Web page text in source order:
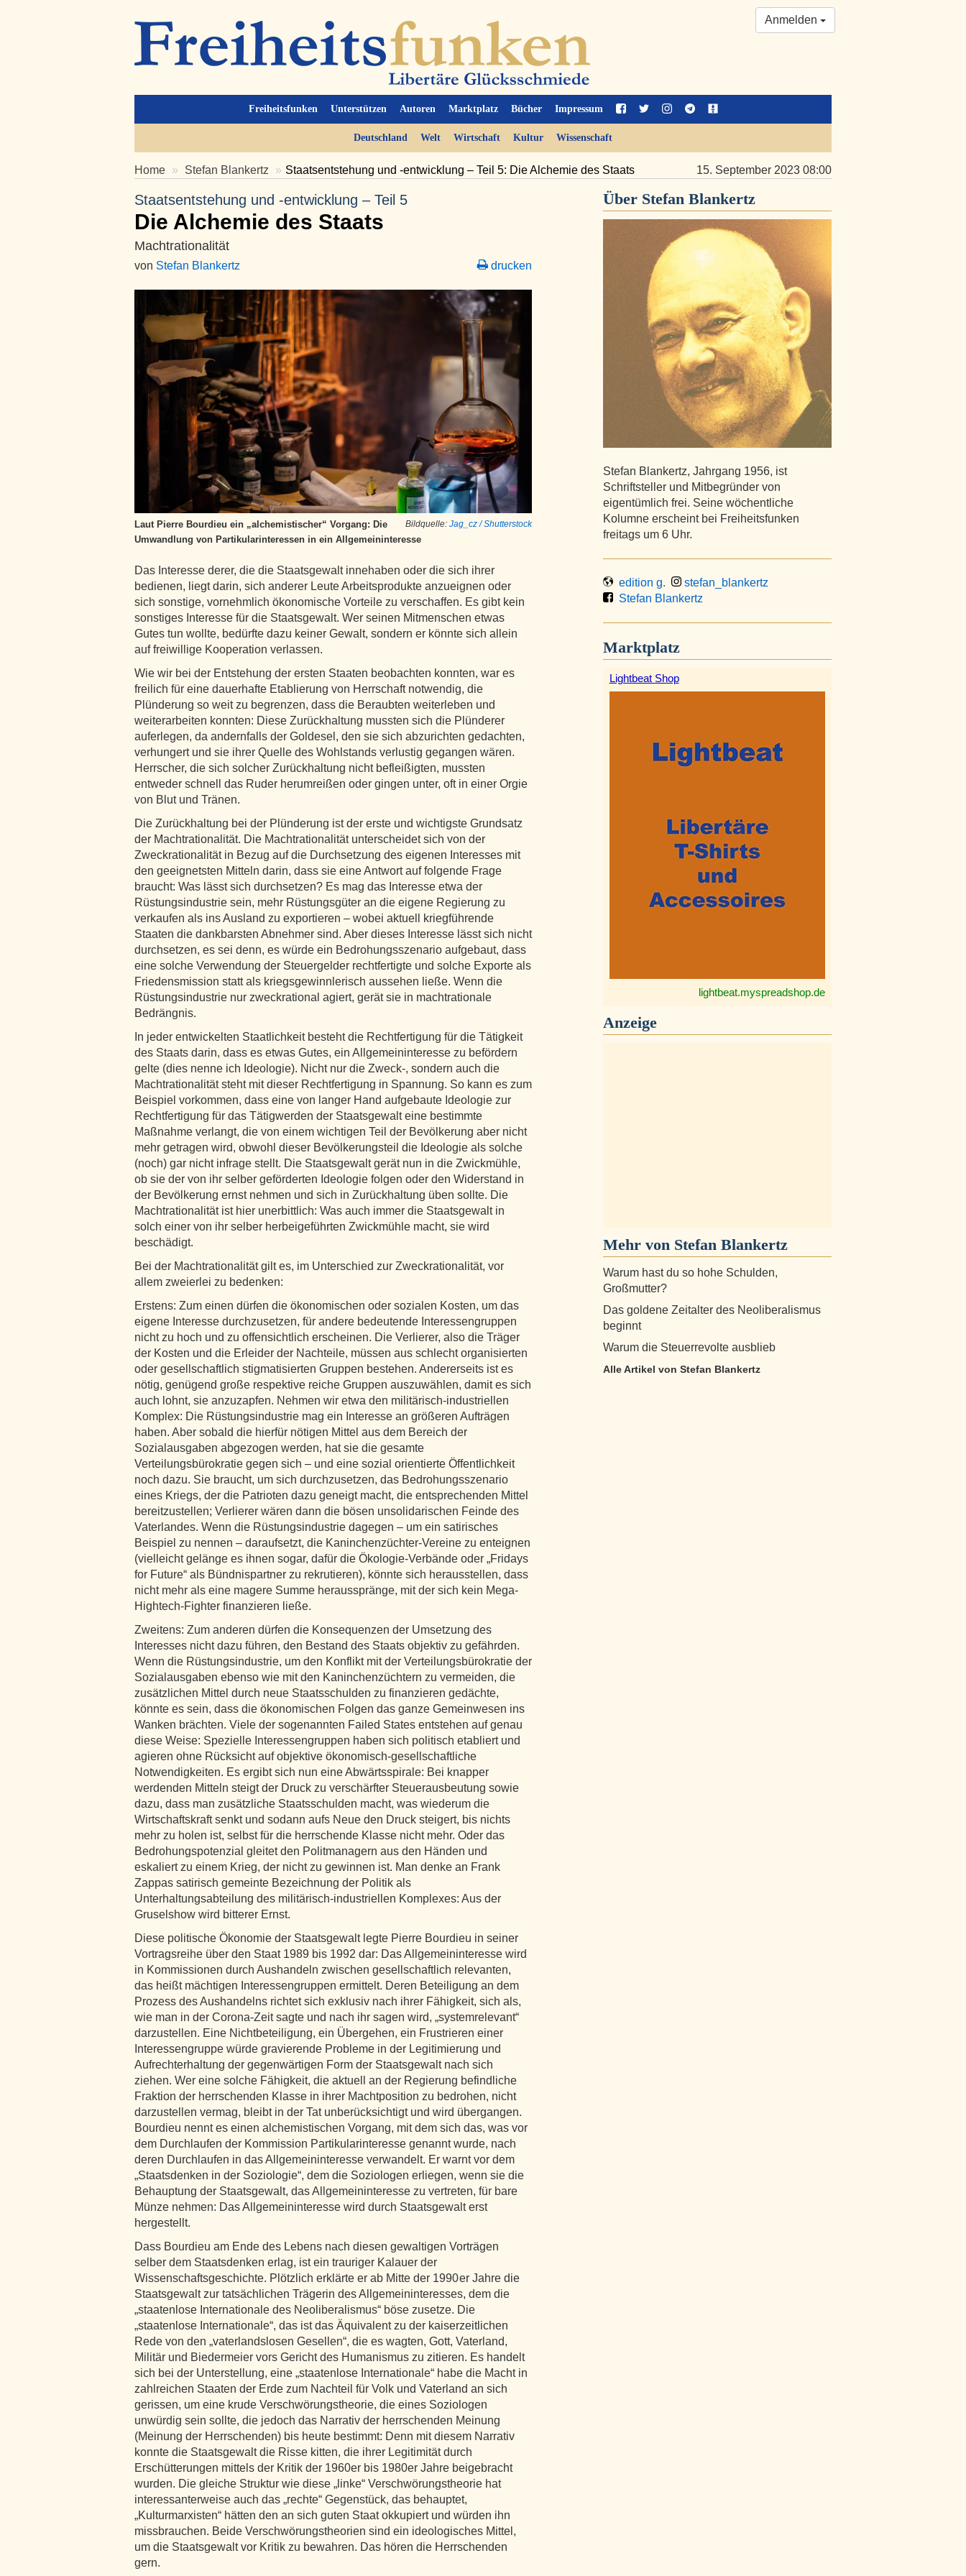
Freiheitsfunken Unterstützen Autoren Marktplatz Bücher Impressum
Anmelden
Deutschland Welt Wirtschaft Kultur Wissenschaft
Home Stefan Blankertz Staatsentstehung und -entwicklung – Teil 5: Die Alchemie des Staats 15. September 2023 08:00
Staatsentstehung und -entwicklung – Teil 5
Die Alchemie des Staats
Machtrationalität
von Stefan Blankertz drucken
Bildquelle:Jag_cz / Shutterstock
Laut Pierre Bourdieu ein „alchemistischer“ Vorgang: Die
Umwandlung von Partikularinteressen in ein Allgemeininteresse
Das Interesse derer, die die Staatsgewalt innehaben oder die sich ihrer
bedienen, liegt darin, sich anderer Leute Arbeitsprodukte anzueignen oder
sich sonstige, vornehmlich ökonomische Vorteile zu verschaffen. Es gibt kein
sonstiges Interesse für die Staatsgewalt. Wer seinen Mitmenschen etwas
Gutes tun wollte, bedürfte dazu keiner Gewalt, sondern er könnte sich allein
auf freiwillige Kooperation verlassen.
Wie wir bei der Entstehung der ersten Staaten beobachten konnten, war es
freilich für eine dauerhafte Etablierung von Herrschaft notwendig, die
Plünderung so weit zu begrenzen, dass die Beraubten weiterleben und
weiterarbeiten konnten: Diese Zurückhaltung mussten sich die Plünderer
auferlegen, da andernfalls der Goldesel, den sie sich abzurichten gedachten,
verhungert und sie ihrer Quelle des Wohlstands verlustig gegangen wären.
Herrscher, die sich solcher Zurückhaltung nicht befleißigten, mussten
entweder schnell das Ruder herumreißen oder gingen unter, oft in einer Orgie
von Blut und Tränen.
Die Zurückhaltung bei der Plünderung ist der erste und wichtigste Grundsatz
der Machtrationalität. Die Machtrationalität unterscheidet sich von der
Zweckrationalität in Bezug auf die Durchsetzung des eigenen Interesses mit
den geeignetsten Mitteln darin, dass sie eine Antwort auf folgende Frage
braucht: Was lässt sich durchsetzen? Es mag das Interesse etwa der
Rüstungsindustrie sein, mehr Rüstungsgüter an die eigene Regierung zu
verkaufen als ins Ausland zu exportieren – wobei aktuell kriegführende
Staaten die dankbarsten Abnehmer sind. Aber dieses Interesse lässt sich nicht
durchsetzen, es sei denn, es würde ein Bedrohungsszenario aufgebaut, dass
eine solche Verwendung der Steuergelder rechtfertigte und solche Exporte als
Friedensmission statt als kriegsgewinnlerisch aussehen ließe. Wenn die
Rüstungsindustrie nur zweckrational agiert, gerät sie in machtrationale
Bedrängnis.
In jeder entwickelten Staatlichkeit besteht die Rechtfertigung für die Tätigkeit
des Staats darin, dass es etwas Gutes, ein Allgemeininteresse zu befördern
gelte (dies nenne ich Ideologie). Nicht nur die Zweck-, sondern auch die
Machtrationalität steht mit dieser Rechtfertigung in Spannung. So kann es zum
Beispiel vorkommen, dass eine von langer Hand aufgebaute Ideologie zur
Rechtfertigung für das Tätigwerden der Staatsgewalt eine bestimmte
Maßnahme verlangt, die von einem wichtigen Teil der Bevölkerung aber nicht
mehr getragen wird, obwohl dieser Bevölkerungsteil die Ideologie als solche
(noch) gar nicht infrage stellt. Die Staatsgewalt gerät nun in die Zwickmühle,
ob sie der von ihr selber geförderten Ideologie folgen oder den Widerstand in
der Bevölkerung ernst nehmen und sich in Zurückhaltung üben sollte. Die
Machtrationalität ist hier unerbittlich: Was auch immer die Staatsgewalt in
solch einer von ihr selber herbeigeführten Zwickmühle macht, sie wird
beschädigt.
Bei der Machtrationalität gilt es, im Unterschied zur Zweckrationalität, vor
allem zweierlei zu bedenken:
Erstens: Zum einen dürfen die ökonomischen oder sozialen Kosten, um das
eigene Interesse durchzusetzen, für andere bedeutende Interessengruppen
nicht zu hoch und zu offensichtlich erscheinen. Die Verlierer, also die Träger
der Kosten und die Erleider der Nachteile, müssen aus schlecht organisierten
oder gesellschaftlich stigmatisierten Gruppen bestehen. Andererseits ist es
nötig, genügend große respektive reiche Gruppen auszuwählen, damit es sich
auch lohnt, sie anzuzapfen. Nehmen wir etwa den militärisch-industriellen
Komplex: Die Rüstungsindustrie mag ein Interesse an größeren Aufträgen
haben. Aber sobald die hierfür nötigen Mittel aus dem Bereich der
Sozialausgaben abgezogen werden, hat sie die gesamte
Verteilungsbürokratie gegen sich – und eine sozial orientierte Öffentlichkeit
noch dazu. Sie braucht, um sich durchzusetzen, das Bedrohungsszenario
eines Kriegs, der die Patrioten dazu geneigt macht, die entsprechenden Mittel
bereitzustellen; Verlierer wären dann die bösen unsolidarischen Feinde des
Vaterlandes. Wenn die Rüstungsindustrie dagegen – um ein satirisches
Beispiel zu nennen – daraufsetzt, die Kaninchenzüchter-Vereine zu enteignen
(vielleicht gelänge es ihnen sogar, dafür die Ökologie-Verbände oder „Fridays
for Future“ als Bündnispartner zu rekrutieren), könnte sich herausstellen, dass
nicht mehr als eine magere Summe herausspränge, mit der sich kein Mega-
Hightech-Fighter finanzieren ließe.
Zweitens: Zum anderen dürfen die Konsequenzen der Umsetzung des
Interesses nicht dazu führen, den Bestand des Staats objektiv zu gefährden.
Wenn die Rüstungsindustrie, um den Konflikt mit der Verteilungsbürokratie der
Sozialausgaben ebenso wie mit den Kaninchenzüchtern zu vermeiden, die
zusätzlichen Mittel durch neue Staatsschulden zu finanzieren gedächte,
könnte es sein, dass die ökonomischen Folgen das ganze Gemeinwesen ins
Wanken brächten. Viele der sogenannten Failed States entstehen auf genau
diese Weise: Spezielle Interessengruppen haben sich politisch etabliert und
agieren ohne Rücksicht auf objektive ökonomisch-gesellschaftliche
Notwendigkeiten. Es ergibt sich nun eine Abwärtsspirale: Bei knapper
werdenden Mitteln steigt der Druck zu verschärfter Steuerausbeutung sowie
dazu, dass man zusätzliche Staatsschulden macht, was wiederum die
Wirtschaftskraft senkt und sodann aufs Neue den Druck steigert, bis nichts
mehr zu holen ist, selbst für die herrschende Klasse nicht mehr. Oder das
Bedrohungspotenzial gleitet den Politmanagern aus den Händen und
eskaliert zu einem Krieg, der nicht zu gewinnen ist. Man denke an Frank
Zappas satirisch gemeinte Bezeichnung der Politik als
Unterhaltungsabteilung des militärisch-industriellen Komplexes: Aus der
Gruselshow wird bitterer Ernst.
Diese politische Ökonomie der Staatsgewalt legte Pierre Bourdieu in seiner
Vortragsreihe über den Staat 1989 bis 1992 dar: Das Allgemeininteresse wird
in Kommissionen durch Aushandeln zwischen gesellschaftlich relevanten,
das heißt mächtigen Interessengruppen ermittelt. Deren Beteiligung an dem
Prozess des Aushandelns richtet sich exklusiv nach ihrer Fähigkeit, sich als,
wie man in der Corona-Zeit sagte und nach ihr sagen wird, „systemrelevant“
darzustellen. Eine Nichtbeteiligung, ein Übergehen, ein Frustrieren einer
Interessengruppe würde gravierende Probleme in der Legitimierung und
Aufrechterhaltung der gegenwärtigen Form der Staatsgewalt nach sich
ziehen. Wer eine solche Fähigkeit, die aktuell an der Regierung befindliche
Fraktion der herrschenden Klasse in ihrer Machtposition zu bedrohen, nicht
darzustellen vermag, bleibt in der Tat unberücksichtigt und wird übergangen.
Bourdieu nennt es einen alchemistischen Vorgang, mit dem sich das, was vor
dem Durchlaufen der Kommission Partikularinteresse genannt wurde, nach
deren Durchlaufen in das Allgemeininteresse verwandelt. Er warnt vor dem
„Staatsdenken in der Soziologie“, dem die Soziologen erliegen, wenn sie die
Behauptung der Staatsgewalt, das Allgemeininteresse zu vertreten, für bare
Münze nehmen: Das Allgemeininteresse wird durch Staatsgewalt erst
hergestellt.
Dass Bourdieu am Ende des Lebens nach diesen gewaltigen Vorträgen
selber dem Staatsdenken erlag, ist ein trauriger Kalauer der
Wissenschaftsgeschichte. Plötzlich erklärte er ab Mitte der 1990 er Jahre die
Staatsgewalt zur tatsächlichen Trägerin des Allgemeininteresses, dem die
„staatenlose Internationale des Neoliberalismus“ böse zusetze. Die
„staatenlose Internationale“, das ist das Äquivalent zu der kaiserzeitlichen
Rede von den „vaterlandslosen Gesellen“, die es wagten, Gott, Vaterland,
Militär und Biedermeier vors Gericht des Humanismus zu zitieren. Es handelt
sich bei der Unterstellung, eine „staatenlose Internationale“ habe die Macht in
zahlreichen Staaten der Erde zum Nachteil für Volk und Vaterland an sich
gerissen, um eine krude Verschwörungstheorie, die eines Soziologen
unwürdig sein sollte, die jedoch das Narrativ der herrschenden Meinung
(Meinung der Herrschenden) bis heute bestimmt: Denn mit diesem Narrativ
konnte die Staatsgewalt die Risse kitten, die ihrer Legitimität durch
Erschütterungen mittels der Kritik der 1960er bis 1980er Jahre beigebracht
wurden. Die gleiche Struktur wie diese „linke“ Verschwörungstheorie hat
interessanterweise auch das „rechte“ Gegenstück, das behauptet,
„Kulturmarxisten“ hätten den an sich guten Staat okkupiert und würden ihn
missbrauchen. Beide Verschwörungstheorien sind ein ideologisches Mittel,
um die Staatsgewalt vor Kritik zu bewahren. Das hören die Herrschenden
gern.
Über Stefan Blankertz
Stefan Blankertz, Jahrgang 1956, ist
Schriftsteller und Mitbegründer von
eigentümlich frei. Seine wöchentliche
Kolumne erscheint bei Freiheitsfunken
freitags um 6 Uhr.
edition g.
stefan_blankertz
Stefan Blankertz
Marktplatz
Lightbeat Shop
lightbeat.myspreadshop.de
Anzeige
Mehr von Stefan Blankertz
Warum hast du so hohe Schulden,
Großmutter?
Das goldene Zeitalter des Neoliberalismus
beginnt
Warum die Steuerrevolte ausblieb
Alle Artikel von Stefan Blankertz